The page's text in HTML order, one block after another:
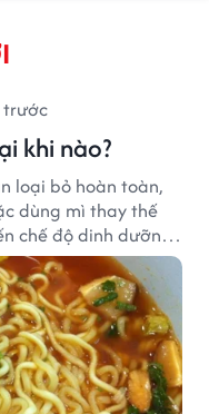
khi nào?
loại bỏ hoàn toàn,
dùng mì thay thế
chế độ dinh dưỡng